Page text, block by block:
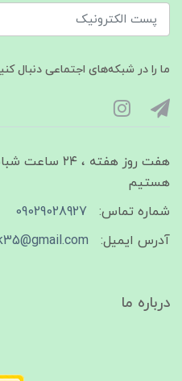
ما را در شبکه‌های اجتماعی دنبال
هفت روز هفته ،
هستیم
شماره تماس:
09029028927
آدرس ایمیل:
درباره ما